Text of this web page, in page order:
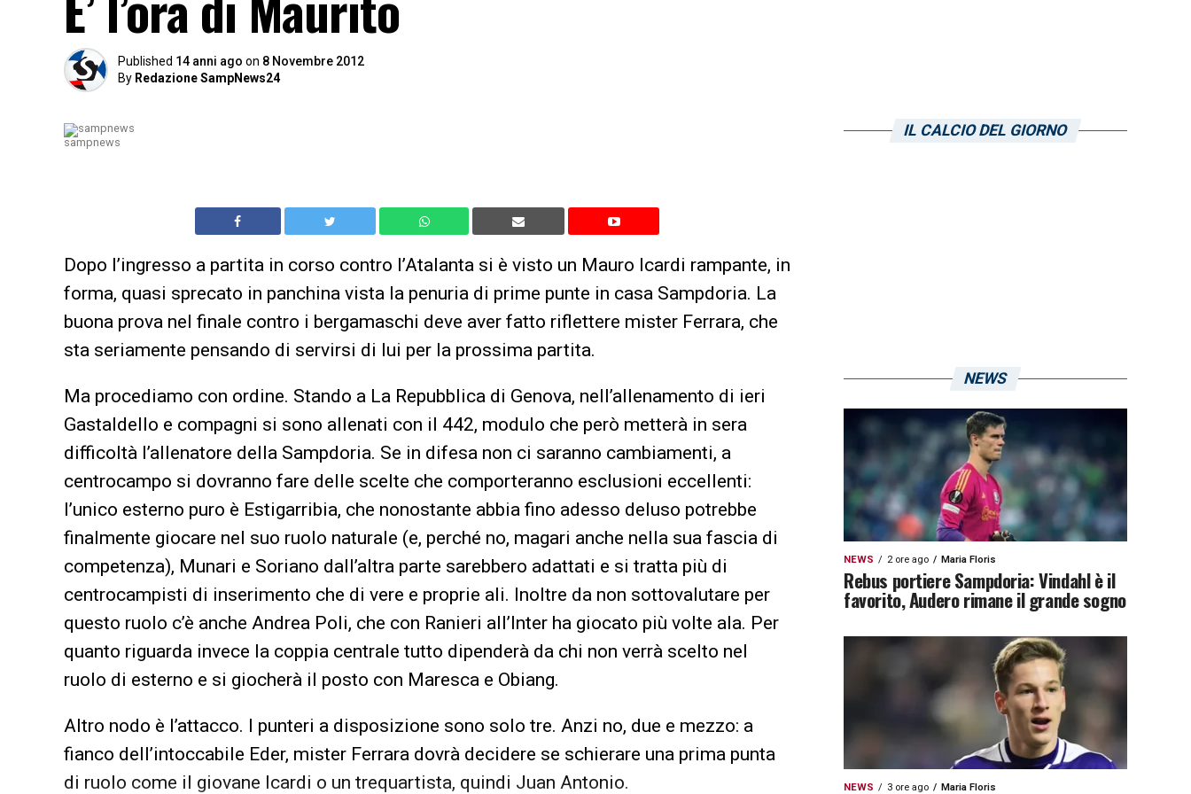
Published 14 anni ago on 8 Novembre 2012
By Redazione SampNews24
sampnews
Dopo l’ingresso a partita in corso contro l’Atalanta si è visto un Mauro Icardi rampante, in
forma, quasi sprecato in panchina vista la penuria di prime punte in casa Sampdoria. La
buona prova nel finale contro i bergamaschi deve aver fatto riflettere mister Ferrara, che
sta seriamente pensando di servirsi di lui per la prossima partita.
Ma procediamo con ordine. Stando a La Repubblica di Genova, nell’allenamento di ieri
Gastaldello e compagni si sono allenati con il 442, modulo che però metterà in sera
difficoltà l’allenatore della Sampdoria. Se in difesa non ci saranno cambiamenti, a
centrocampo si dovranno fare delle scelte che comporteranno esclusioni eccellenti:
l’unico esterno puro è Estigarribia, che nonostante abbia fino adesso deluso potrebbe
finalmente giocare nel suo ruolo naturale (e, perché no, magari anche nella sua fascia di
competenza), Munari e Soriano dall’altra parte sarebbero adattati e si tratta più di
centrocampisti di inserimento che di vere e proprie ali. Inoltre da non sottovalutare per
questo ruolo c’è anche Andrea Poli, che con Ranieri all’Inter ha giocato più volte ala. Per
quanto riguarda invece la coppia centrale tutto dipenderà da chi non verrà scelto nel
ruolo di esterno e si giocherà il posto con Maresca e Obiang.
Altro nodo è l’attacco. I punteri a disposizione sono solo tre. Anzi no, due e mezzo: a
fianco dell’intoccabile Eder, mister Ferrara dovrà decidere se schierare una prima punta
di ruolo come il giovane Icardi o un trequartista, quindi Juan Antonio.
IL CALCIO DEL GIORNO
NEWS
NEWS 2 ore ago Maria Floris
Rebus portiere Sampdoria: Vindahl è il
favorito, Audero rimane il grande sogno
NEWS 3 ore ago Maria Floris